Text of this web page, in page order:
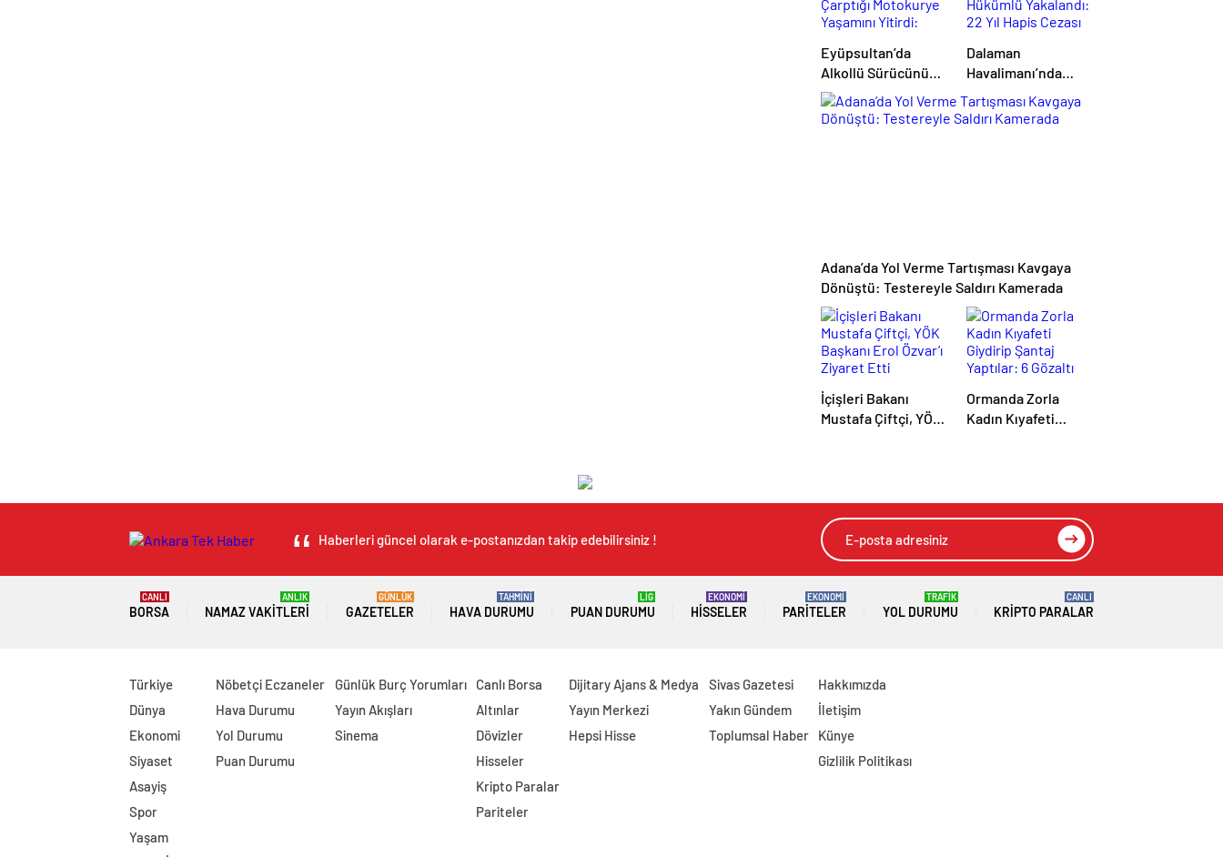
Eyüpsultan’da
Alkollü Sürücünün
Çarptığı Motokurye
Yaşamını Yitirdi:
Sanığın Tahliyesine
Dalaman
Havalimanı’nda
Firari Hükümlü
Yakalandı: 22 Yıl
Adana’da Yol Verme Tartışması Kavgaya
Dönüştü: Testereyle Saldırı Kamerada
İçişleri Bakanı
Mustafa Çiftçi, YÖK
Ormanda Zorla
Kadın Kıyafeti
Haberleri güncel olarak e-postanızdan takip edebilirsiniz !
BORSA
CANLI
NAMAZ VAKITLERI
ANLIK
GAZETELER
GÜNLÜK
HAVA DURUMU
TAHMİNİ
PUAN DURUMU
LİG
HISSELER
EKONOMİ
PARITELER
EKONOMİ
YOL DURUMU
TRAFİK
KRIPTO PARALAR
CANLI
Türkiye
Dünya
Ekonomi
Siyaset
Asayiş
Spor
Yaşam
Nöbetçi Eczaneler
Hava Durumu
Yol Durumu
Puan Durumu
Günlük Burç Yorumları
Yayın Akışları
Sinema
Canlı Borsa
Altınlar
Dövizler
Hisseler
Kripto Paralar
Pariteler
Dijitary Ajans & Medya
Yayın Merkezi
Hepsi Hisse
Sivas Gazetesi
Yakın Gündem
Toplumsal Haber
Hakkımızda
İletişim
Künye
Gizlilik Politikası